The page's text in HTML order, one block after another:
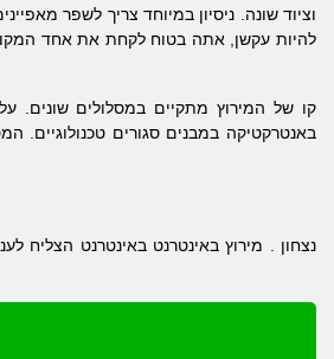
וציוד שונה. ניסיון במיוחד צריך לשפר
קו של המירוץ מתקיים במסלולים שונים.
באנטרקטיקה במבנים סגורים טכנולוגיים.
נצחון . מירוץ באינטרנטבאינטרנט הצליח